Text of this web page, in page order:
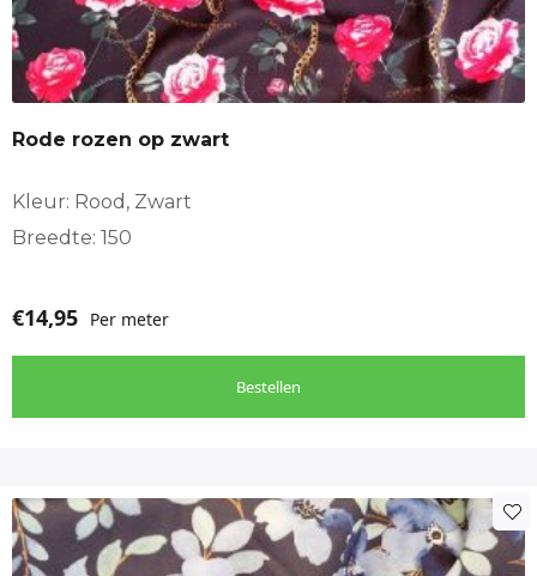
Rode rozen op zwart
Kleur: Rood, Zwart
Breedte: 150
€14,95 Per meter
Bestellen